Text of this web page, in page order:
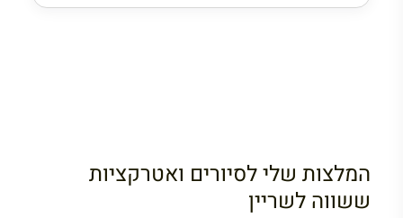
המלצות שלי לסיורים ואטרקציות
ששווה לשריין